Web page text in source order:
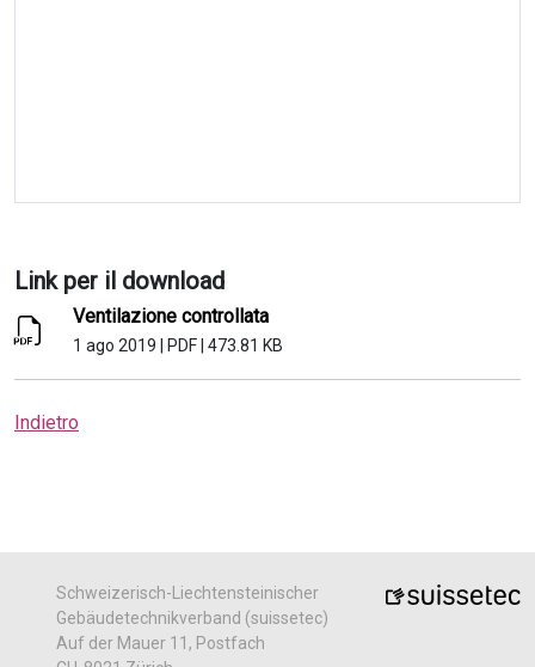
Link per il download
Ventilazione controllata
1 ago 2019 PDF 473.81 KB
Indietro
Schweizerisch-Liechtensteinischer
Gebäudetechnikverband (suissetec)
Auf der Mauer 11, Postfach